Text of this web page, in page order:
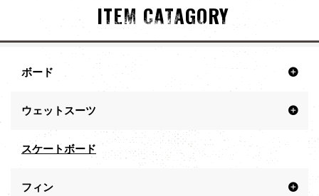
ITEM CATAGORY
ボード
ウェットスーツ
スケートボード
フィン